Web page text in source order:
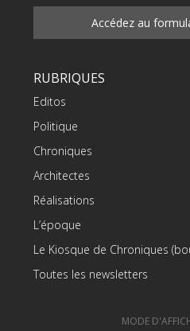
Accédez au
RUBRIQUES
Editos
Politique
Chroniques
Architectes
Réalisations
L’époque
Le Kiosque de Chroniques
Toutes les newsletters
MODE